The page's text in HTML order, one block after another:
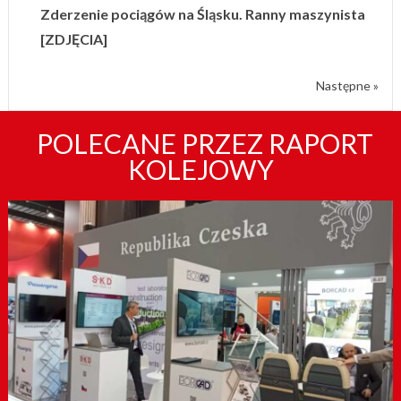
Zderzenie pociągów na Śląsku. Ranny maszynista
[ZDJĘCIA]
Następne »
POLECANE PRZEZ RAPORT
KOLEJOWY